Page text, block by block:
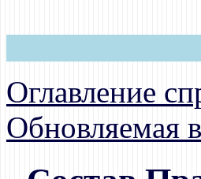
Оглавление
Обновляемая